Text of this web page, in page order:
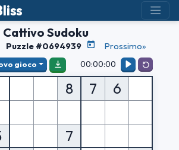
Cattivo Sudoku
Puzzle #0694939 Prossimo»
gioco 00:00:00
8 7
6
7